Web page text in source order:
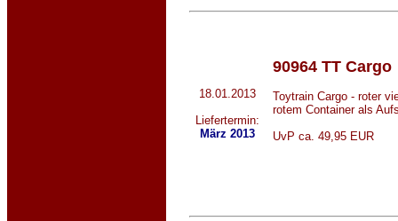
18.01.2013
Liefertermin:
März 2013
90964 TT Cargo
Toytrain Cargo - roter
rotem Container als
UvP ca. 49,95 EUR